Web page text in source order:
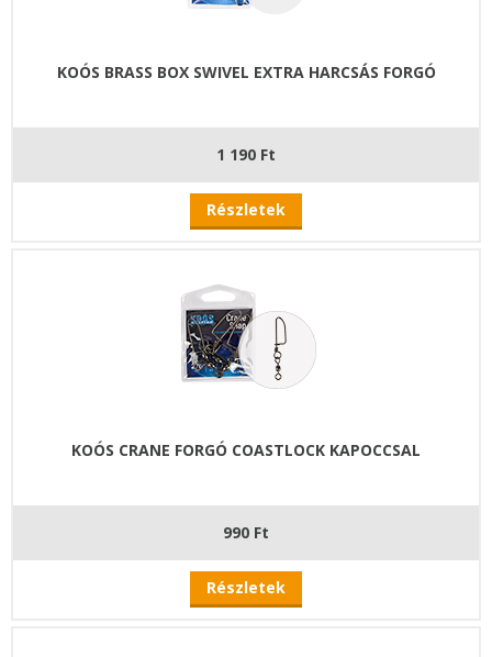
KOÓS BRASS BOX SWIVEL EXTRA HARCSÁS FORGÓ
1 190 Ft
Részletek
KOÓS CRANE FORGÓ COASTLOCK KAPOCCSAL
990 Ft
Részletek